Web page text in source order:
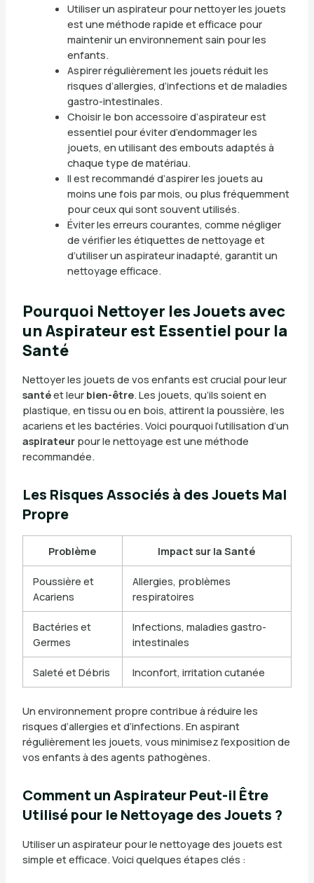
Utiliser un aspirateur pour nettoyer les jouets
est une méthode rapide et efficace pour
maintenir un environnement sain pour les
enfants.
Aspirer régulièrement les jouets réduit les
risques d’allergies, d’infections et de maladies
gastro-intestinales.
Choisir le bon accessoire d’aspirateur est
essentiel pour éviter d’endommager les
jouets, en utilisant des embouts adaptés à
chaque type de matériau.
Il est recommandé d’aspirer les jouets au
moins une fois par mois, ou plus fréquemment
pour ceux qui sont souvent utilisés.
Éviter les erreurs courantes, comme négliger
de vérifier les étiquettes de nettoyage et
d’utiliser un aspirateur inadapté, garantit un
nettoyage efficace.
Pourquoi Nettoyer les Jouets avec
un Aspirateur est Essentiel pour la
Santé
Nettoyer les jouets de vos enfants est crucial pour leur
santéet leur bien-être. Les jouets, qu’ils soient en
plastique, en tissu ou en bois, attirent la poussière, les
acariens et les bactéries. Voici pourquoi l’utilisation d’un
aspirateurpour le nettoyage est une méthode
recommandée.
Les Risques Associés à des Jouets Mal
Propre
Problème Impact sur la Santé
Poussière et
Acariens
Allergies, problèmes
respiratoires
Bactéries et
Germes
Infections, maladies gastro-
intestinales
Saleté et Débris Inconfort, irritation cutanée
Un environnement propre contribue à réduire les
risques d’allergies et d’infections. En aspirant
régulièrement les jouets, vous minimisez l’exposition de
vos enfants à des agents pathogènes.
Comment un Aspirateur Peut-il Être
Utilisé pour le Nettoyage des Jouets ?
Utiliser un aspirateur pour le nettoyage des jouets est
simple et efficace. Voici quelques étapes clés :